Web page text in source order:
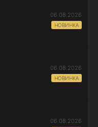
06.08.2026
НОВИНКА
06.08.2026
НОВИНКА
06.08.2026